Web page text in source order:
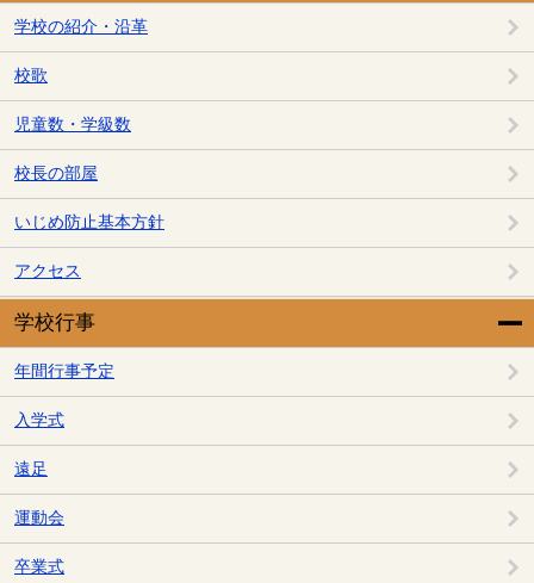
学校の紹介・沿革
校歌
児童数・学級数
校長の部屋
いじめ防止基本方針
アクセス
学校行事
年間行事予定
入学式
遠足
運動会
卒業式